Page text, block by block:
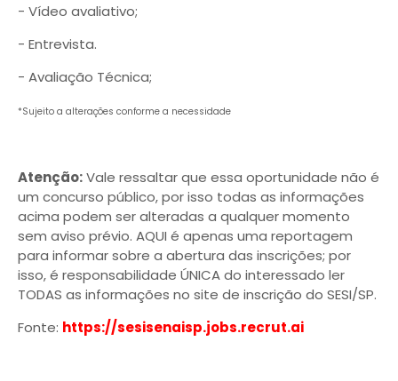
- Vídeo avaliativo;
- Entrevista.
- Avaliação Técnica;
*Sujeito a alterações conforme a necessidade
Atenção:Vale ressaltar que essa oportunidade não é
um concurso público, por isso todas as informações
acima podem ser alteradas a qualquer momento
sem aviso prévio. AQUI é apenas uma reportagem
para informar sobre a abertura das inscrições; por
isso, é responsabilidade ÚNICA do interessado ler
TODAS as informações no site de inscrição do SESI/SP.
Fonte: https://sesisenaisp.jobs.recrut.ai